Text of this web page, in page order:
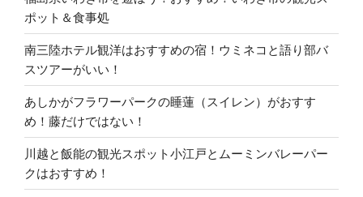
ポット＆食事処
南三陸ホテル観洋はおすすめの宿！ウミネコと語り部バ
スツアーがいい！
あしかがフラワーパークの睡蓮（スイレン）がおすす
め！藤だけではない！
川越と飯能の観光スポット小江戸とムーミンバレーパー
クはおすすめ！